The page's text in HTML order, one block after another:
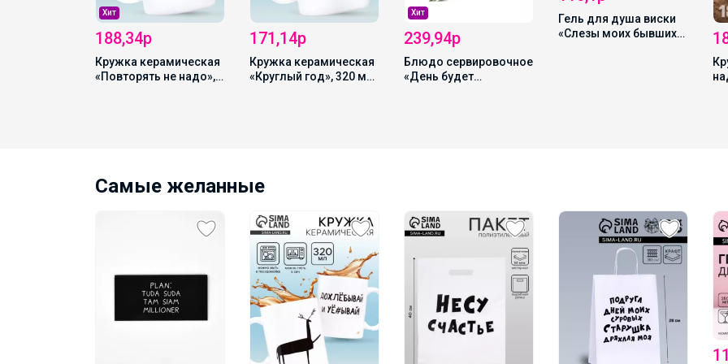
Хит
188,34р
Кружка керамическая
«Повторять не надо»,
171,14р
Кружка керамическая
«Круглый год», 320 мл,
Хит
239,94р
Блюдо сервировочное
«День будет
Гель для душа виски
«Слезы моих бывших»,
Самые желанные